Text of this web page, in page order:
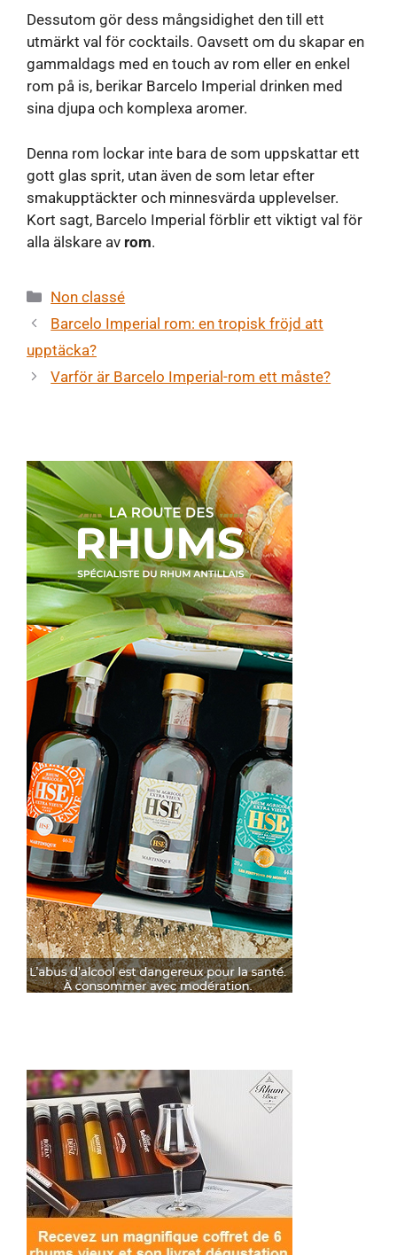
Dessutom gör dess mångsidighet den till ett
utmärkt val för cocktails. Oavsett om du skapar en
gammaldags med en touch av rom eller en enkel
rom på is, berikar Barcelo Imperial drinken med
sina djupa och komplexa aromer.
Denna rom lockar inte bara de som uppskattar ett
gott glas sprit, utan även de som letar efter
smakupptäckter och minnesvärda upplevelser.
Kort sagt, Barcelo Imperial förblir ett viktigt val för
alla älskare av rom.
Kategorier
Non classé
Barcelo Imperial rom: en tropisk fröjd att
upptäcka?
Varför är Barcelo Imperial-rom ett måste?